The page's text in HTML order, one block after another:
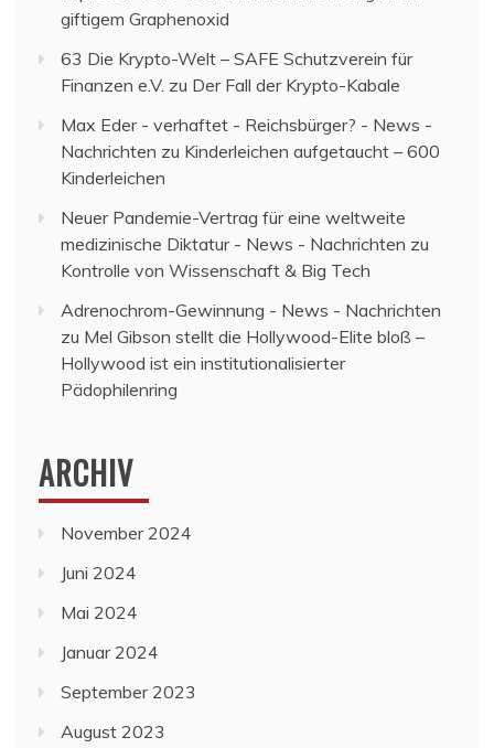
giftigem Graphenoxid
63 Die Krypto-Welt – SAFE Schutzverein für
Finanzen e.V. zu Der Fall der Krypto-Kabale
Max Eder - verhaftet - Reichsbürger? - News -
Nachrichten zu Kinderleichen aufgetaucht – 600
Kinderleichen
Neuer Pandemie-Vertrag für eine weltweite
medizinische Diktatur - News - Nachrichten zu
Kontrolle von Wissenschaft & Big Tech
Adrenochrom-Gewinnung - News - Nachrichten
zu Mel Gibson stellt die Hollywood-Elite bloß –
Hollywood ist ein institutionalisierter
Pädophilenring
ARCHIV
November 2024
Juni 2024
Mai 2024
Januar 2024
September 2023
August 2023